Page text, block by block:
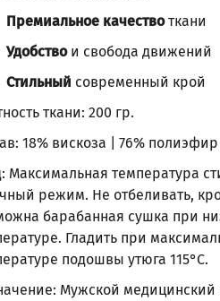
Премиальное качествоткани
Удобствои свобода движений
Стильный современный крой
ткани: 200 гр.
18% вискоза | 76%
Максимальная температура
режим. Не отбеливать,
барабанная сушка при
Гладить при
подошвы утюга 115°С.
Мужской медицинский